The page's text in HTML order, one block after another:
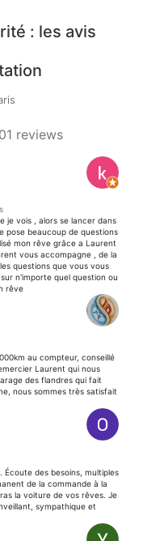
: les avis
reviews
je vois , alors se lancer dans
pose beaucoup de questions
mon rêve grâce a Laurent
vous accompagne , de la
questions que vous vous
n'importe quel question ou
rêve
au compteur, conseillé
Laurent qui nous
des flandres qui fait
nous sommes très satisfait
des besoins, multiples
de la commande à la
la voiture de vos rêves. Je
sympathique et